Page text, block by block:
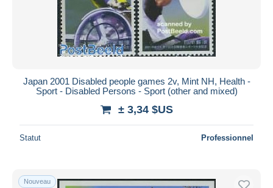
Japan 2001 Disabled people games 2v, Mint NH, Health -
Sport - Disabled Persons - Sport (other and mixed)
± 3,34 $US
Statut Professionnel
Nouveau